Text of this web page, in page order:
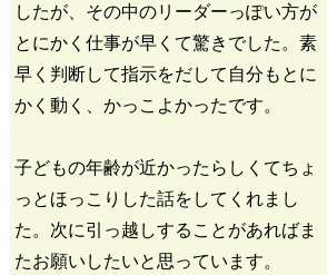
したが、その中のリーダーっぽい方が
とにかく仕事が早くて驚きでした。素
早く判断して指示をだして自分もとに
かく動く、かっこよかったです。
子どもの年齢が近かったらしくてちょ
っとほっこりした話をしてくれまし
た。次に引っ越しすることがあればま
たお願いしたいと思っています。